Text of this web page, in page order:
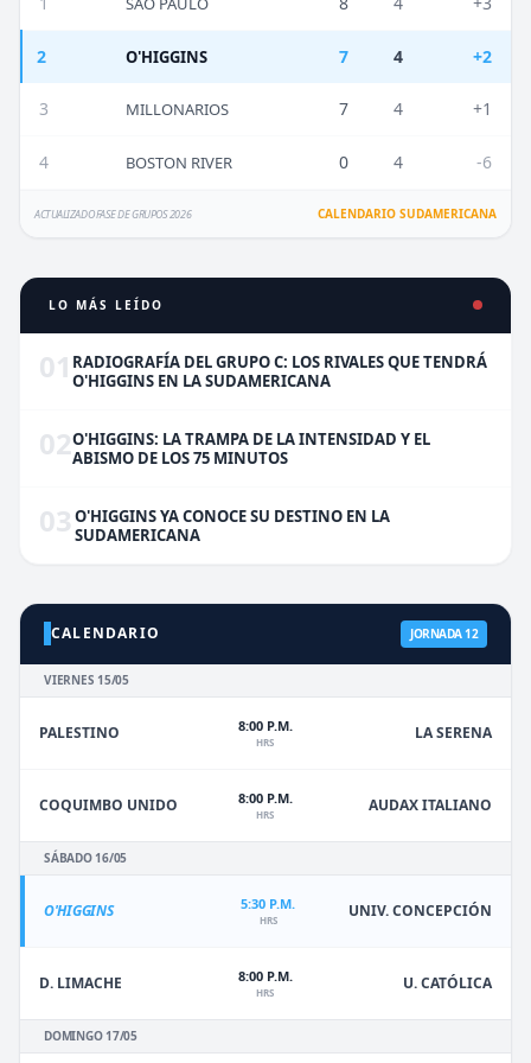
2 O'HIGGINS 7 4 +2
3 MILLONARIOS 7 4 +1
4 BOSTON RIVER 0 4 -6
ACTUALIZADO FASE DE GRUPOS 2026 CALENDARIO SUDAMERICANA
LO MÁS LEÍDO
01 RADIOGRAFÍA DEL GRUPO C: LOS RIVALES QUE TENDRÁ
O'HIGGINS EN LA SUDAMERICANA
02O'HIGGINS: LA TRAMPA DE LA INTENSIDAD Y EL
ABISMO DE LOS 75 MINUTOS
03 O'HIGGINS YA CONOCE SU DESTINO EN LA
SUDAMERICANA
CALENDARIO JORNADA 12
VIERNES 15/05
PALESTINO 8:00 P.M.
HRS LA SERENA
COQUIMBO UNIDO 8:00 P.M.
HRS AUDAX ITALIANO
SÁBADO 16/05
O'HIGGINS 5:30 P.M.
HRS UNIV. CONCEPCIÓN
D. LIMACHE 8:00 P.M.
HRS U. CATÓLICA
DOMINGO 17/05